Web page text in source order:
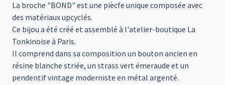
La broche "BOND" est une piècfe unique composée avec
des matériaux upcyclés.
Ce bijou a été créé et assemblé à l'atelier-boutique La
Tonkinoise à Paris.
Il comprend dans sa composition un bouton ancien en
résine blanche striée, un strass vert émeraude et un
pendentif vintage moderniste en métal argenté.